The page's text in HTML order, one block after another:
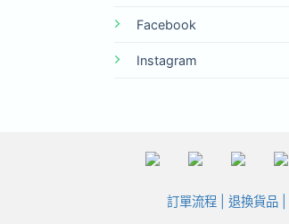
Facebook
Instagram
訂單流程| 退換貨品|